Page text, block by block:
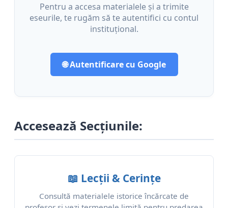
Pentru a accesa materialele și a trimite
eseurile, te rugăm să te autentifici cu contul
instituțional.
🌐 Autentificare cu Google
Accesează Secțiunile:
📖 Lecții & Cerințe
Consultă materialele istorice încărcate de